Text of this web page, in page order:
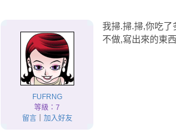
FUFRNG
等級：7
留言｜ 加入好友
我掃.掃.掃,你吃了
不做,寫出來的東